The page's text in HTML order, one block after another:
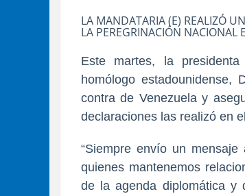
LA MANDATARIA (E) REALIZÓ
LA PEREGRINACIÓN NACIONAL
Este martes, la
homólogo
contra de Venezuela y
declaraciones las realizó en
“Siempre envío un
quienes mantenemos
de la agenda diplomática y